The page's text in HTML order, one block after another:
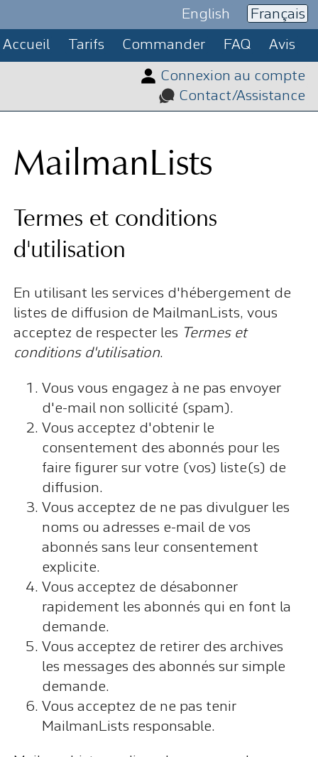
English Français
Accueil Tarifs Commander FAQ Avis
Connexion au compte
Contact/Assistance
MailmanLists
Termes et conditions
d'utilisation
En utilisant les services d'hébergement de
listes de diffusion de MailmanLists, vous
acceptez de respecter les Termes et
conditions d'utilisation.
Vous vous engagez à ne pas envoyer
d'e-mail non sollicité (spam).
Vous acceptez d'obtenir le
consentement des abonnés pour les
faire figurer sur votre (vos) liste(s) de
diffusion.
Vous acceptez de ne pas divulguer les
noms ou adresses e-mail de vos
abonnés sans leur consentement
explicite.
Vous acceptez de désabonner
rapidement les abonnés qui en font la
demande.
Vous acceptez de retirer des archives
les messages des abonnés sur simple
demande.
Vous acceptez de ne pas tenir
MailmanLists responsable.